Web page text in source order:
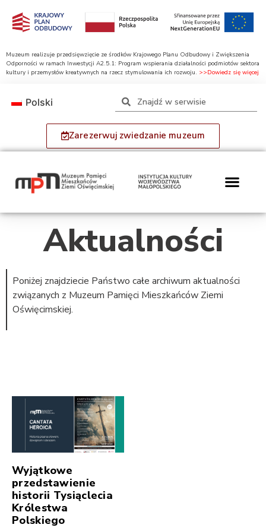
Muzeum realizuje przedsięwzięcie ze środków Krajowego Planu Odbudowy i Zwiększenia
Odporności w ramach Inwestycji A2.5.1: Program wspierania działalności podmiotów sektora
kultury i przemysłów kreatywnych na rzecz stymulowania ich rozwoju. >>Dowiedz się więcej
Zarezerwuj zwiedzanie muzeum
Polski
Aktualności
Poniżej znajdziecie Państwo całe archiwum aktualności
związanych z Muzeum Pamięci Mieszkańców Ziemi
Oświęcimskiej.
Wyjątkowe
przedstawienie
historii Tysiąclecia
Królestwa
Polskiego